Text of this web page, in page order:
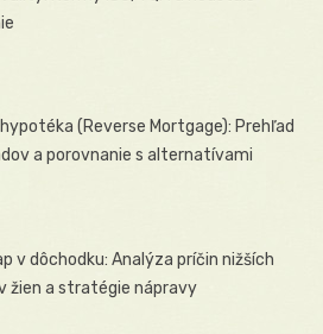
(Reverse Mortgage): Prehľad
a porovnanie s alternatívami
v dôchodku: Analýza príčin nižších
žien a stratégie nápravy